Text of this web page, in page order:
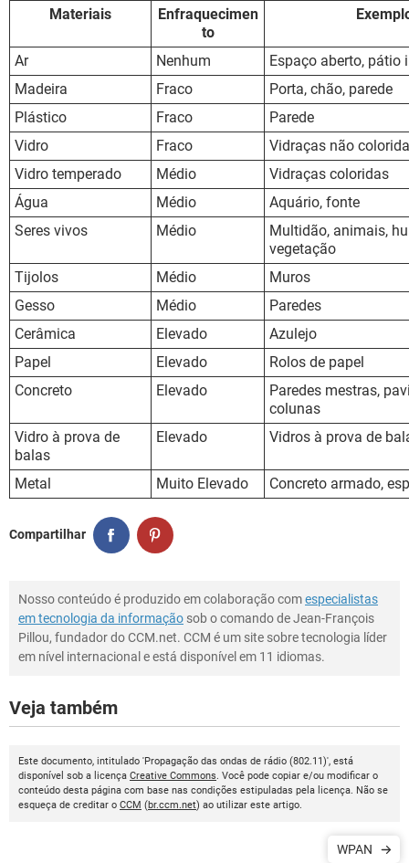
Materiais
Enfraquecimen
to
Ar Nenhum
Espaço aberto, pátio
Madeira
Fraco
Porta, chão, parede
Plástico
Fraco
Parede
Vidro
Fraco
Vidraças não
Vidro temperado
Médio
Vidraças coloridas
Água
Médio
Aquário, fonte
Seres vivos
Médio
Multidão, animais,
vegetação
Tijolos
Médio
Muros
Gesso
Médio
Paredes
Cerâmica
Elevado
Azulejo
Papel
Elevado
Rolos de papel
Concreto
Elevado
Paredes mestras,
colunas
Vidro à prova de
balas
Elevado Vidros à prova de
Metal Muito Elevado Concreto armado,
Compartilhar
Nosso conteúdo é produzido em colaboração comespecialistas
em tecnologia da informação sob o comando de Jean-François
Pillou, fundador do CCM.net. CCM é um site sobre tecnologia líder
em nível internacional e está disponível em 11 idiomas.
Veja também
Este documento, intitulado 'Propagação das ondas de rádio (802.11)', está
disponível sob a licença Creative Commons. Você pode copiar e/ou modificar o
conteúdo desta página com base nas condições estipuladas pela licença. Não se
esqueça de creditar o CCM (br.ccm.net) ao utilizar este artigo.
WPAN